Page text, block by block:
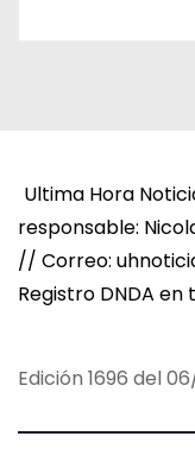
Ultima Hora
responsable:
// Correo:
Registro DNDA
Edición 1696 del